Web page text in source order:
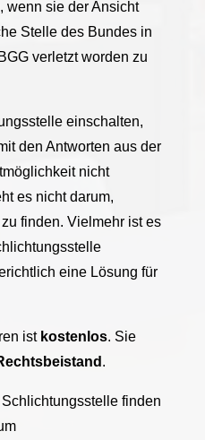
wenn sie der Ansicht
Stelle des Bundes in
verletzt worden zu
einschalten,
den Antworten aus der
nicht
es nicht darum,
finden. Vielmehr ist es
eine Lösung für
ist kostenlos. Sie
.
finden